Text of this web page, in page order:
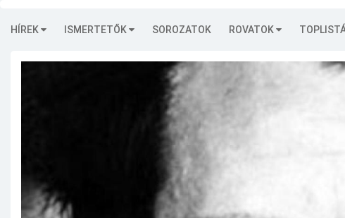
HÍREK ISMERTETŐK SOROZATOK ROVATOK